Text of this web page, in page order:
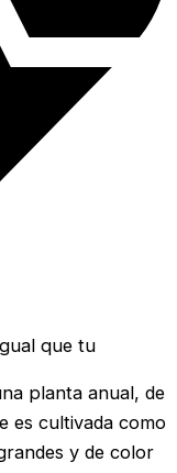
que tu
planta anual, de
es cultivada como
y de color